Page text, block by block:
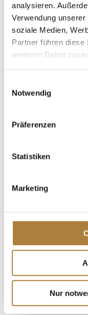
analysieren.
Verwendung
soziale Medien,
Partner führen
weiteren Daten
Notwendig
Präferenzen
Statistiken
Marketing
Nur
Pferd
mit Pia Reich
von Kim Kreling|
Springpokal ,News
Etappensieg für
Bereiterin des
Springpokal-
der Holsteiner
Fehnl mit...
Stiftung
WM-
voll gelungen.
für die
Bundestrainer
zum